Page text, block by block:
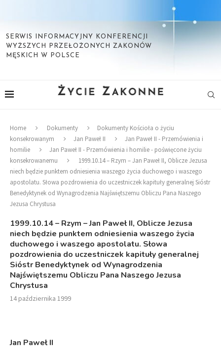
SERWIS INFORMACYJNY KONFERENCJI
WYŻSZYCH PRZEŁOŻONYCH ZAKONÓW
MĘSKICH W POLSCE
Home Dokumenty
Dokumenty Kościoła o życiu
konsekrowanym
Jan Paweł II
Jan Paweł II - Przemówienia i
homilie
Jan Paweł II - Przemówienia i homilie - poświęcone życiu
konsekrowanemu
1999.10.14 – Rzym – Jan Paweł II, Oblicze Jezusa
niech będzie punktem odniesienia waszego życia duchowego i waszego
apostolatu. Słowa pozdrowienia do uczestniczek kapituły generalnej Sióstr
Benedyktynek od Wynagrodzenia Najświętszemu Obliczu Pana Naszego
Jezusa Chrystusa
1999.10.14 – Rzym – Jan Paweł II, Oblicze Jezusa
niech będzie punktem odniesienia waszego życia
duchowego i waszego apostolatu. Słowa
pozdrowienia do uczestniczek kapituły generalnej
Sióstr Benedyktynek od Wynagrodzenia
Najświętszemu Obliczu Pana Naszego Jezusa
Chrystusa
14 października 1999
Jan Paweł II